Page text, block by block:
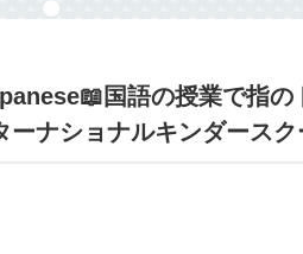
国語の授業で指の
ーナショナルキンダースク